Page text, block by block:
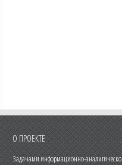
О ПРОЕКТЕ
Задачами информационно-